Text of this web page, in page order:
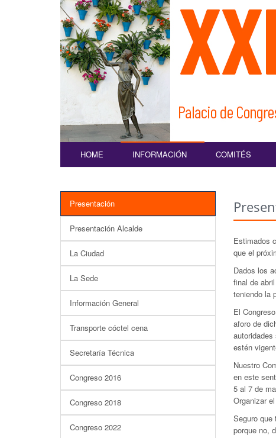
HOME INFORMACIÓN COMITÉS
Presentación
Presentación Alcalde
La Ciudad
La Sede
Información General
Transporte cóctel cena
Secretaría Técnica
Congreso 2016
Congreso 2018
Congreso 2022
Estimados
que el
Dados los
final de
teniendo la
El
aforo de
estén
Nuestro
en este
5 al 7 de
Organizar
Seguro que
porque no,